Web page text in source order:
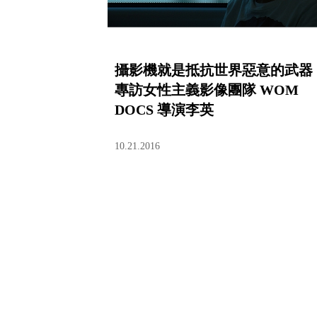
攝影機就是抵抗世界惡意的武器
專訪女性主義影像團隊 WOM
DOCS 導演李英
10.21.2016